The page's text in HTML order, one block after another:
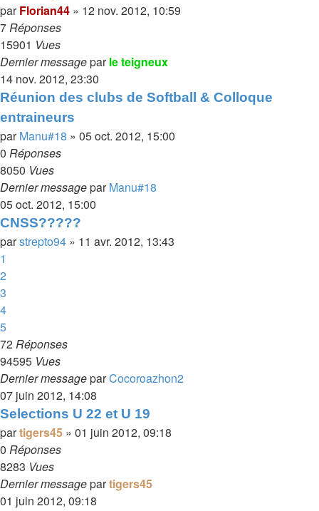
parFlorian44 » 12 nov. 2012, 10:59
7Réponses
15901 Vues
Dernier messageparle teigneux
14 nov. 2012, 23:30
Réunion des clubs de Softball & Colloque
entraineurs
parManu#18 » 05 oct. 2012, 15:00
0 Réponses
8050 Vues
Dernier messageparManu#18
05 oct. 2012, 15:00
CNSS?????
parstrepto94 » 11 avr. 2012, 13:43
1
2
3
4
5
72Réponses
94595 Vues
Dernier messageparCocoroazhon2
07 juin 2012, 14:08
Selections U 22 et U 19
partigers45 » 01 juin 2012, 09:18
0 Réponses
8283 Vues
Dernier messagepartigers45
01 juin 2012, 09:18